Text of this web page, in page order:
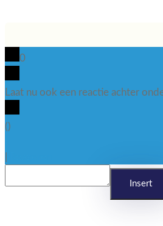
0
Laat nu ook een reactie achter
()
Insert